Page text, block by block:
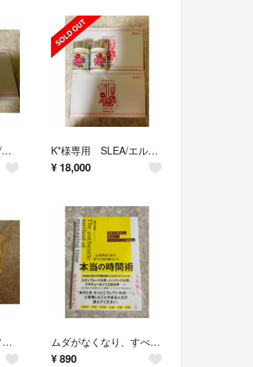
[マイコ様専用]SLEA/エルセーヌ ショッキングショット K*様専用 SLEA/エルセーヌ ショッキングショット
¥ 18,000
fancl モイスト＆リフトマスク（M＆L マスク） ムダがなくなり、すべてがうまくいく 本当の時間術
¥890